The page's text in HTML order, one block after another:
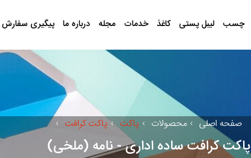
چسب لیبل پستی کاغذ خدمات مجله درباره ما پیگیری سفارش
صفحه اصلی › محصولات › پاکت › پاکت کرافت ›
پاکت کرافت ساده اداری - نامه (ملخی)